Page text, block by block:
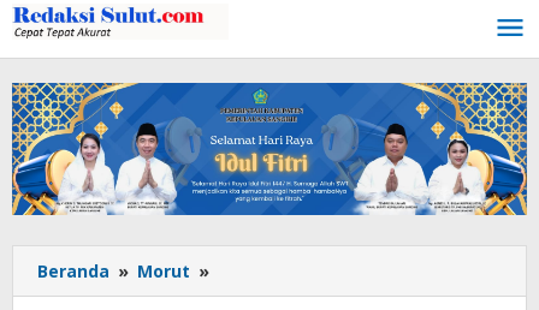
Lewati
ke
konten
Beranda » Morut »
Arahan